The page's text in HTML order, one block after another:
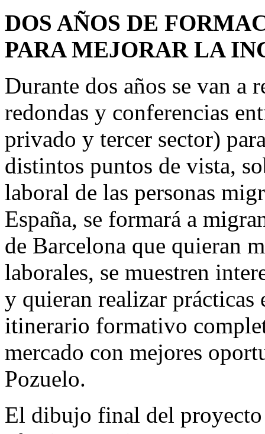
DOS AÑOS DE
PARA MEJORAR LA
Durante dos años se van a
redondas y conferencias
privado y tercer sector)
distintos puntos de vista,
laboral de las personas
España, se formará a
de Barcelona que quieran
laborales, se muestren
y quieran realizar prácticas
itinerario formativo
mercado con mejores
Pozuelo.
El dibujo final del